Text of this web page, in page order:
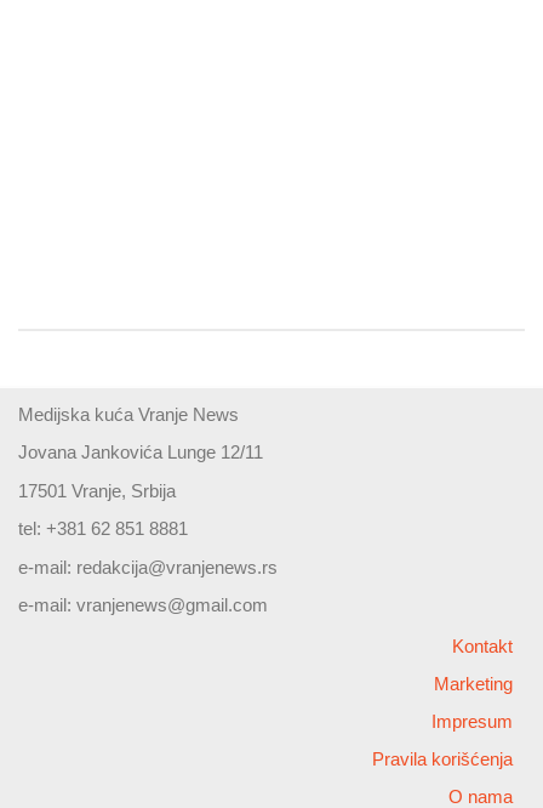
Medijska kuća Vranje News
Jovana Jankovića Lunge 12/11
17501 Vranje, Srbija
tel: +381 62 851 8881
e-mail: redakcija@vranjenews.rs
e-mail: vranjenews@gmail.com
Kontakt
Marketing
Impresum
Pravila korišćenja
O nama